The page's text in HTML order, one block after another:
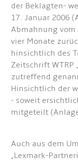
der Beklagten-
17. Januar 2006
Abmahnung vom
vier Monate
hinsichtlich des
Zeitschrift WTRP
zutreffend
Hinsichtlich der
- soweit
mitgeteilt
Auch aus dem
„Lexmark-